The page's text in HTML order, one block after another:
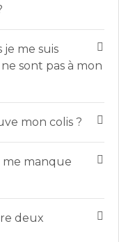
je me suis
sont pas à mon
mon colis ?
me manque
deux